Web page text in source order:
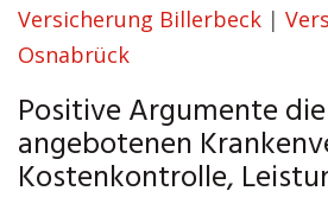
Versicherung Billerbeck |
Osnabrück
Positive Argumente
angebotenen
Kostenkontrolle,